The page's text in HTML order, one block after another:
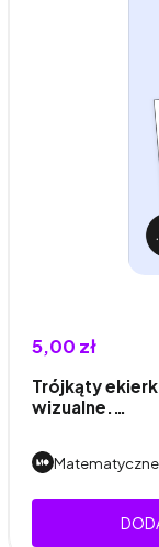
5,00 zł
Trójkąty
wizualne.…